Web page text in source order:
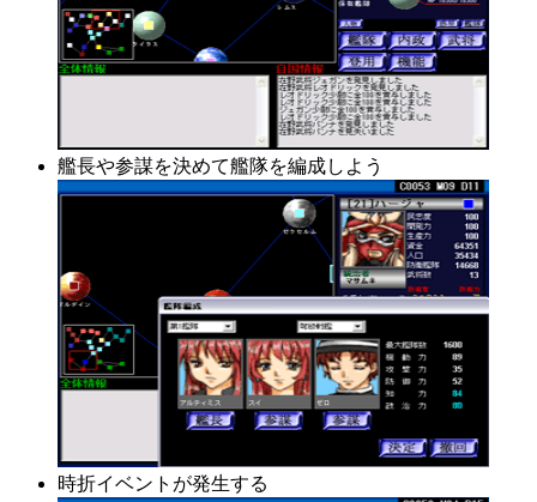
艦長や参謀を決めて艦隊を編成しよう
時折イベントが発生する